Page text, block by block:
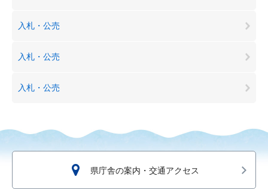
入札・公売
入札・公売
入札・公売
県庁舎の案内・交通アクセス